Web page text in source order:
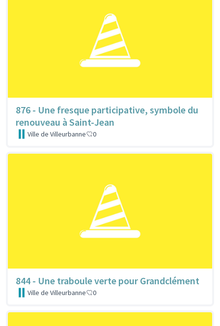
876 - Une fresque participative, symbole du
renouveau à Saint-Jean
Ville de Villeurbanne 0
844 - Une traboule verte pour Grandclément
Ville de Villeurbanne 0